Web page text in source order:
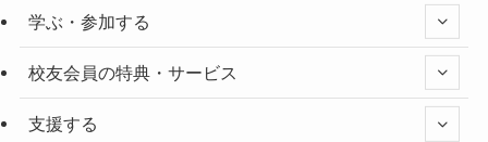
学ぶ・参加する
校友会員の特典・サービス
支援する